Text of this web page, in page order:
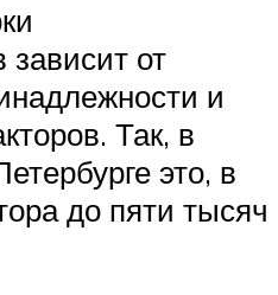
зависит от
и
Так, в
это, в
до пяти тысяч